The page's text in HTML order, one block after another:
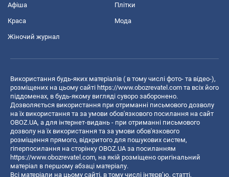
Афіша Плітки
Краса Мода
Жіночий журнал
Використання будь-яких матеріалів ( в тому числі фото- та відео-),
розміщених на цьому сайті https://www.obozrevatel.com та всіх його
піддоменах, в будь-якому вигляді суворо заборонено.
Дозволяється використання при отриманні письмового дозволу
на їх використання та за умови обов'язкового посилання на сайт
OBOZ.UA, а для інтернет-видань - при отриманні письмового
дозволу на їх використання та за умови обов'язкового
розміщення прямого, відкритого для пошукових систем,
гіперпосилання на сторінку OBOZ.UA за посиланням
https://www.obozrevatel.com, на якій розміщено оригінальний
матеріал в першому абзаці матеріалу.
Всі матеріали на цьому сайті, в тому числі інтерв’ю, статті,